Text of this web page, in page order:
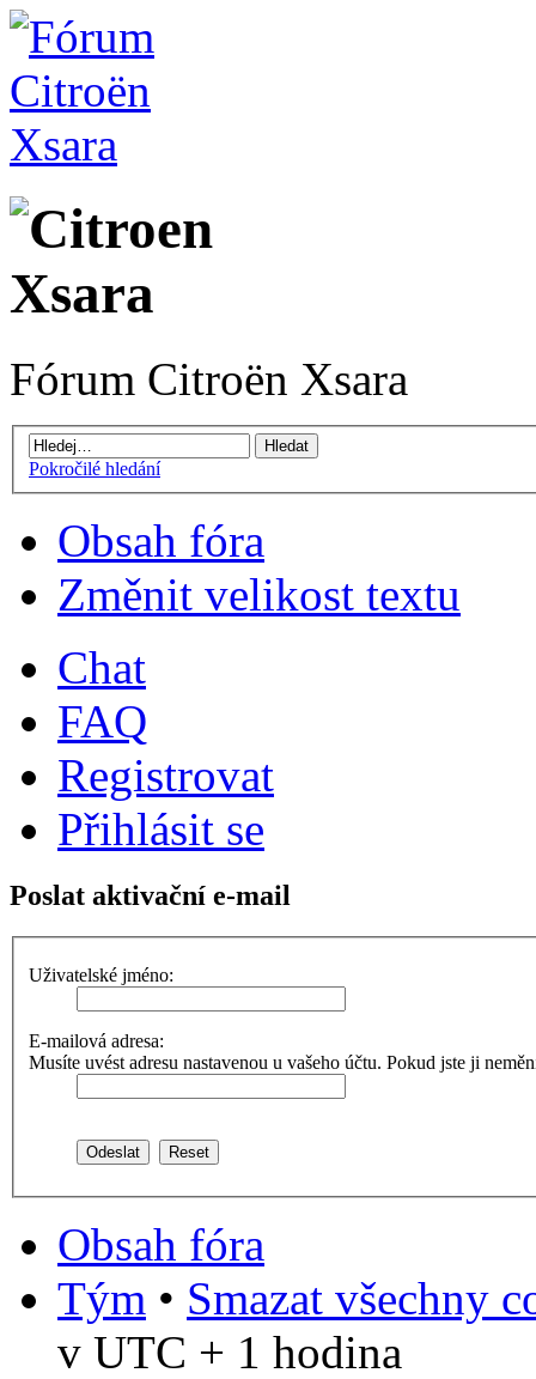
Fórum Citroën Xsara
Pokročilé hledání
Obsah fóra
Změnit velikost textu
Chat
FAQ
Registrovat
Přihlásit se
Poslat aktivační e-mail
Uživatelské jméno:
E-mailová adresa:
Musíte uvést adresu nastavenou u vašeho účtu. Pokud jste ji
Obsah fóra
Tým • Smazat všechny
v UTC + 1 hodina